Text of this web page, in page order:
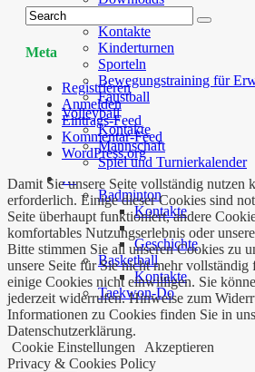
Turnen
Kontakte
Kinderturnen
Sporteln
Bewegungstraining für
Faustball
Volleyball
Kontakte
Mannschaft
Spiel und Turnierkalender
…
Badminton
Kontakte
Geschichte
Basketball
Kontakte
Taekwon-Do
Meta
Registrieren
Anmelden
Eintrags-Feed
Kommentar-Feed
WordPress.org
Damit Sie unsere Seite vollständig nutzen
erforderlich. Einige dieser Cookies sind
Seite überhaupt funktioniert, andere
komfortables Nutzungserlebnis oder
Bitte stimmen Sie all unseren Cookies zu
unsere Seite für Sie nicht mehr
einige Cookies nicht einwilligen. Sie
jederzeit widerrufen. Hinweise zum
Informationen zu Cookies finden Sie in
Datenschutzerklärung.
Cookie Einstellungen
Akzeptieren
Privacy & Cookies Policy